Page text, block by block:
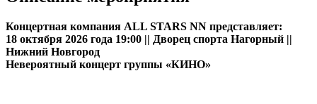
Концертная компания ALL STARS NN представляет:
18 октября 2026 года 19:00 || Дворец спорта Нагорный ||
Нижний Новгород
Невероятный концерт группы «КИНО»